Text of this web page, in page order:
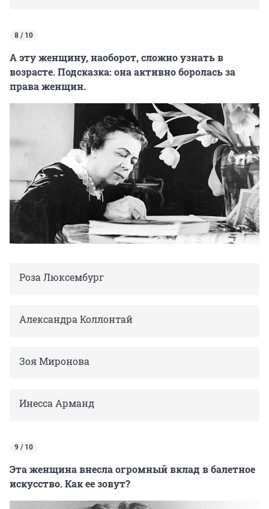
8 / 10
А эту женщину, наоборот, сложно узнать в
возрасте. Подсказка: она активно боролась за
права женщин.
Роза Люксембург
Александра Коллонтай
Зоя Миронова
Инесса Арманд
9 / 10
Эта женщина внесла огромный вклад в балетное
искусство. Как ее зовут?